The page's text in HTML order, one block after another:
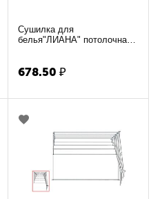
Сушилка для
белья"ЛИАНА" потолочная
678.50 ₽